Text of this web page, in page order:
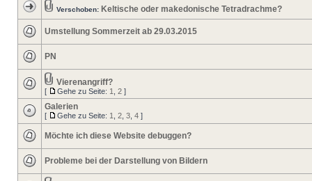
Verschoben: Keltische oder makedonische Tetradrachme?
Umstellung Sommerzeit ab 29.03.2015
PN
Vierenangriff?
[ Gehe zu Seite: 1 2 ]
Galerien
[ Gehe zu Seite: 1 2 3 4 ]
Möchte ich diese Website debuggen?
Probleme bei der Darstellung von Bildern